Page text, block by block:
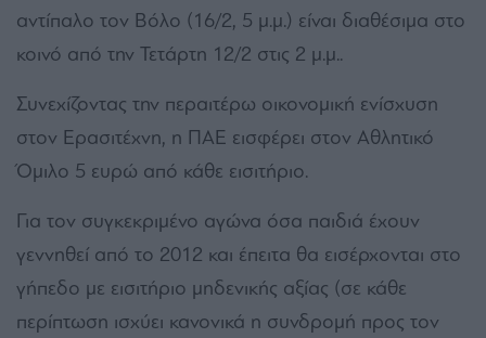
αντίπαλο τον Βόλο (16/2, 5 μ.μ.) είναι διαθέσιμα στο
κοινό από την Τετάρτη 12/2 στις 2 μ.μ..
Συνεχίζοντας την περαιτέρω οικονομική ενίσχυση
στον Ερασιτέχνη, η ΠΑΕ εισφέρει στον Αθλητικό
Όμιλο 5 ευρώ από κάθε εισιτήριο.
Για τον συγκεκριμένο αγώνα όσα παιδιά έχουν
γεννηθεί από το 2012 και έπειτα θα εισέρχονται στο
γήπεδο με εισιτήριο μηδενικής αξίας (σε κάθε
περίπτωση ισχύει κανονικά η συνδρομή προς τον